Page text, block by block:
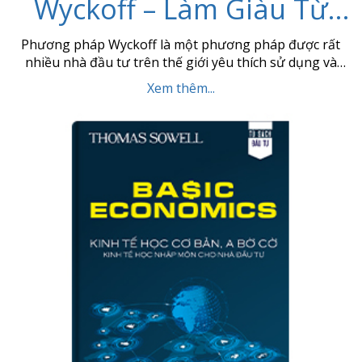
Wyckoff – Làm Giàu Từ
Chứng Khoán Bằng
Phương Pháp VSA Chính
Gốc
Phương pháp Wyckoff là một phương pháp được rất
nhiều nhà đầu tư trên thế giới yêu thích sử dụng và
được chứng minh hiệu quả trong suốt gần 100 năm qua
trên thị trường tài chính thế giới. Bộ sách giao dịch
pháp VSA chính […]
Xem thêm...